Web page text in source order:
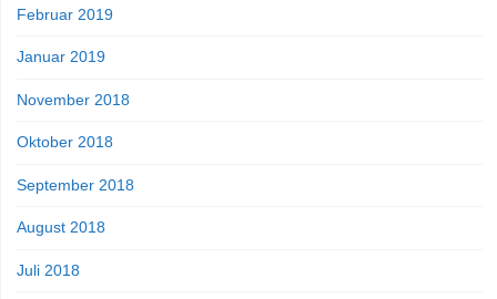
Februar 2019
Januar 2019
November 2018
Oktober 2018
September 2018
August 2018
Juli 2018